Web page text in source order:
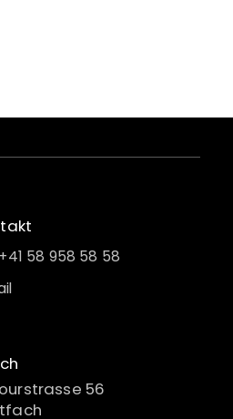
58 958 58 58
56